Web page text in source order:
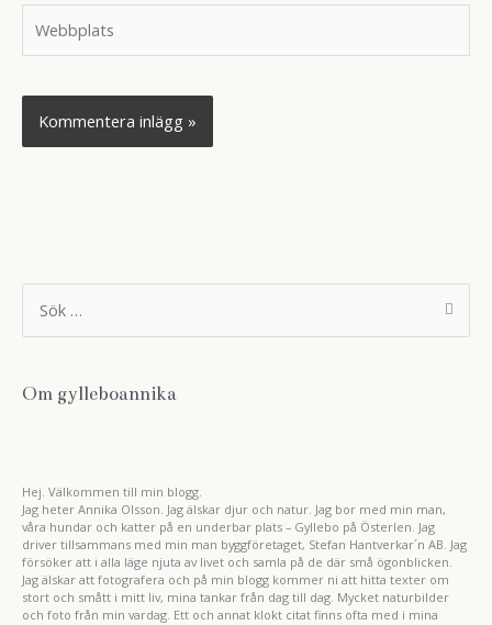
S
e
e
Om gylleboannika
Hej. Välkommen till min blogg.
Jag heter Annika Olsson. Jag älskar djur och natur. Jag bor med min man,
våra hundar och katter på en underbar plats – Gyllebo på Österlen. Jag
driver tillsammans med min man byggföretaget, Stefan Hantverkar´n AB. Jag
försöker att i alla läge njuta av livet och samla på de där små ögonblicken.
Jag älskar att fotografera och på min blogg kommer ni att hitta texter om
stort och smått i mitt liv, mina tankar från dag till dag. Mycket naturbilder
och foto från min vardag. Ett och annat klokt citat finns ofta med i mina